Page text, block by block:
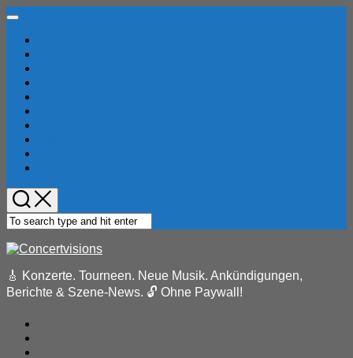
Skip
content
Expand
🎸 Konzerte. Tourneen. Neue Musik. Ankündigungen,
Berichte & Szene-News. 🔓 Ohne Paywall!